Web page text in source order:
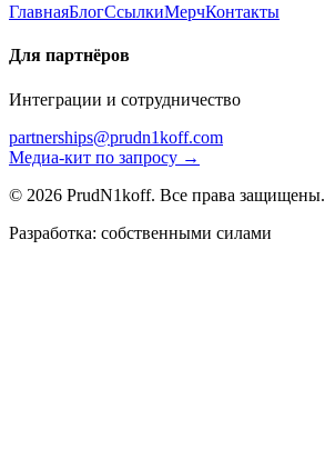
ГлавнаяБлогСсылкиМерчКонтакты
Для партнёров
Интеграции и сотрудничество
partnerships@prudn1koff.com
Медиа-кит по запросу →
© 2026 PrudN1koff. Все права защищены.
Разработка: собственными силами